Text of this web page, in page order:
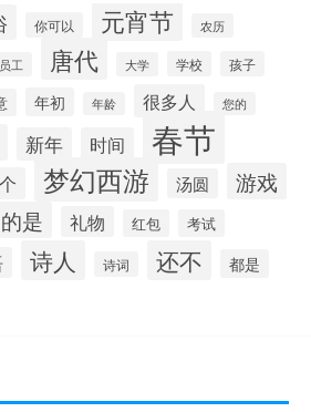
你可以 元宵节 农历
员工 唐代 大学 学校 孩子
年初 年龄 很多人 您的
新年 时间 春节
梦幻西游 汤圆 游戏
的是 礼物 红包 考试
诗人 诗词 还不 都是